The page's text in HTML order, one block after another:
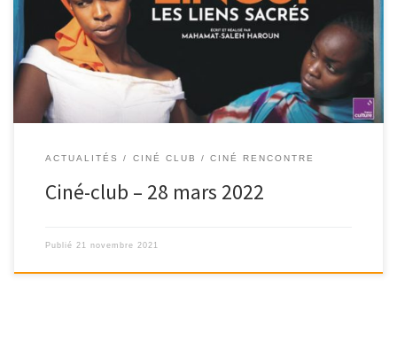
ACTUALITÉS CINÉ CLUB / CINÉ RENCONTRE
Ciné-club – 28 mars 2022
Publié 21 novembre 2021